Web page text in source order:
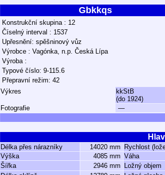
Gbkkqs
Konstrukční skupina : 12
Číselný interval : 1537
Upřesnění: spěšninový vůz
Výrobce : Vagónka, n.p. Česká Lípa
Výroba :
Typové číslo: 9-115.6
Přepravní režim: 42
Výkres
kkStB
(do 1924)
Fotografie
—
Délka přes nárazníky 14020 mm Rychlost
Výška
4085 mm Váha
Šířka
2946 mm Ložný objem